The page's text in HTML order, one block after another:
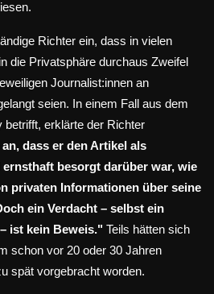
Richter ein, dass in vielen
die Privatsphäre durchaus Zweifel
Journalist:innen an
seien. In einem Fall aus dem
erklärte der Richter
dass er den Artikel als
besorgt darüber war, wie
privaten Informationen über seine
ein Verdacht – selbst ein
ist kein Beweis." Teils hätten sich
schon vor 20 oder 30 Jahren
spät vorgebracht worden.